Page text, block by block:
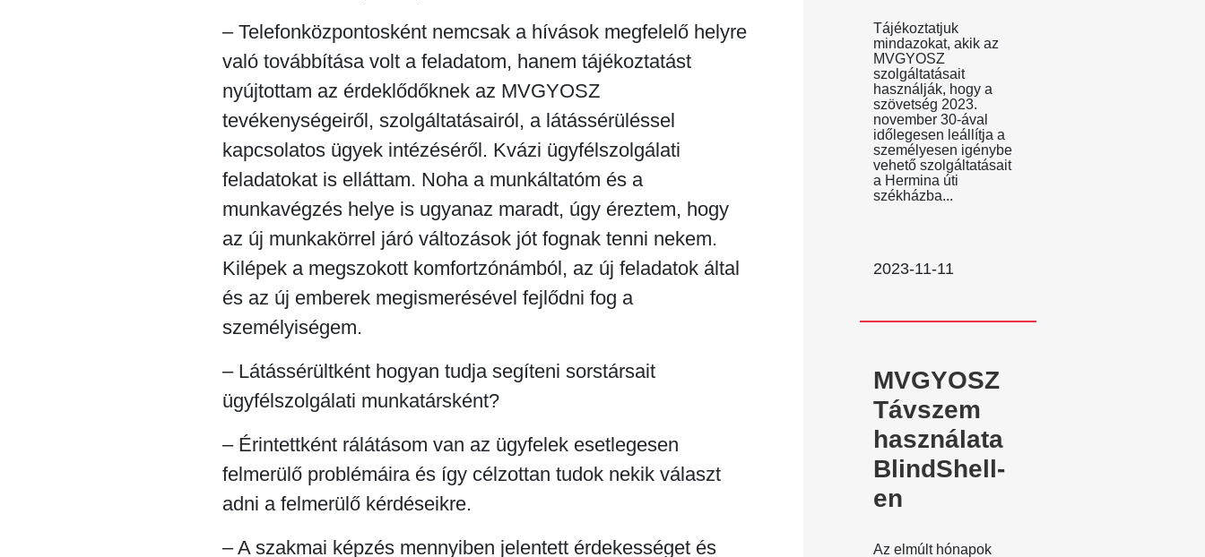
– Telefonközpontosként nemcsak a hívások megfelelő helyre
való továbbítása volt a feladatom, hanem tájékoztatást
nyújtottam az érdeklődőknek az MVGYOSZ
tevékenységeiről, szolgáltatásairól, a látássérüléssel
kapcsolatos ügyek intézéséről. Kvázi ügyfélszolgálati
feladatokat is elláttam. Noha a munkáltatóm és a
munkavégzés helye is ugyanaz maradt, úgy éreztem, hogy
az új munkakörrel járó változások jót fognak tenni nekem.
Kilépek a megszokott komfortzónámból, az új feladatok által
és az új emberek megismerésével fejlődni fog a
személyiségem.
– Látássérültként hogyan tudja segíteni sorstársait
ügyfélszolgálati munkatársként?
– Érintettként rálátásom van az ügyfelek esetlegesen
felmerülő problémáira és így célzottan tudok nekik választ
adni a felmerülő kérdéseikre.
– A szakmai képzés mennyiben jelentett érdekességet és
Tájékoztatjuk
mindazokat, akik az
MVGYOSZ
szolgáltatásait
használják, hogy a
szövetség 2023.
november 30-ával
időlegesen leállítja a
személyesen igénybe
vehető szolgáltatásait
a Hermina úti
székházba...
2023-11-11
MVGYOSZ
Távszem
használata
BlindShell-
en
Az elmúlt hónapok